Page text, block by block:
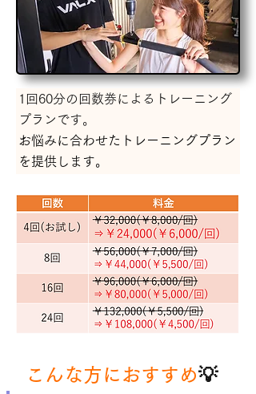
1回60分の回数券による
トレーニング
プランです。
お悩みに合わせたトレーニングプラン
を提供します。
こんな方におすすめ💡